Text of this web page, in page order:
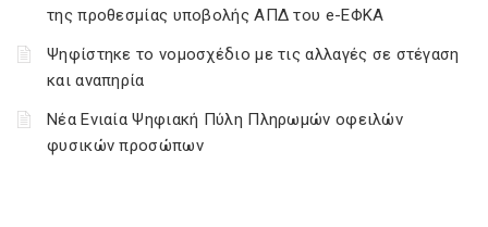
της προθεσμίας υποβολής ΑΠΔ του e-ΕΦΚΑ
Ψηφίστηκε το νομοσχέδιο με τις αλλαγές σε στέγαση
και αναπηρία
Νέα Ενιαία Ψηφιακή Πύλη Πληρωμών οφειλών
φυσικών προσώπων